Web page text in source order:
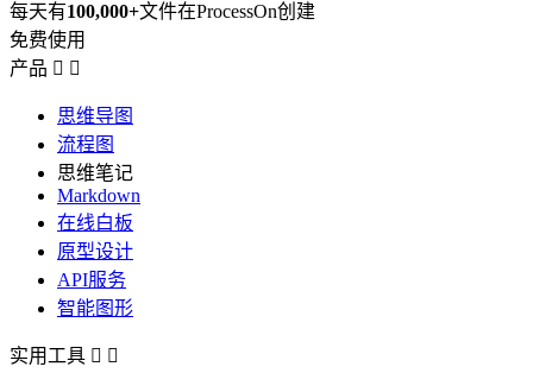
每天有100,000+文件在ProcessOn创建
免费使用
产品  
思维导图
流程图
思维笔记
Markdown
在线白板
原型设计
API服务
智能图形
实用工具  